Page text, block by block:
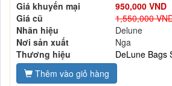
Giá khuyến mại
950,000 VND
Giá cũ
1,550,000
Nhãn hiệu
Delune
Nơi sản xuất
Nga
Thương hiệu
DeLune Bags
Thêm vào giỏ hàng